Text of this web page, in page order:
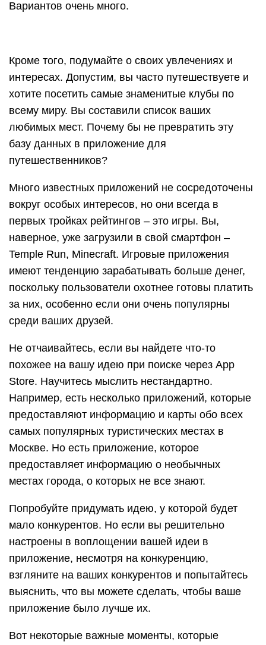
Вариантов очень много.
Кроме того, подумайте о своих увлечениях и
интересах. Допустим, вы часто путешествуете и
хотите посетить самые знаменитые клубы по
всему миру. Вы составили список ваших
любимых мест. Почему бы не превратить эту
базу данных в приложение для
путешественников?
Много известных приложений не сосредоточены
вокруг особых интересов, но они всегда в
первых тройках рейтингов – это игры. Вы,
наверное, уже загрузили в свой смартфон –
Temple Run, Minecraft. Игровые приложения
имеют тенденцию зарабатывать больше денег,
поскольку пользователи охотнее готовы платить
за них, особенно если они очень популярны
среди ваших друзей.
Не отчаивайтесь, если вы найдете что-то
похожее на вашу идею при поиске через App
Store. Научитесь мыслить нестандартно.
Например, есть несколько приложений, которые
предоставляют информацию и карты обо всех
самых популярных туристических местах в
Москве. Но есть приложение, которое
предоставляет информацию о необычных
местах города, о которых не все знают.
Попробуйте придумать идею, у которой будет
мало конкурентов. Но если вы решительно
настроены в воплощении вашей идеи в
приложение, несмотря на конкуренцию,
взгляните на ваших конкурентов и попытайтесь
выяснить, что вы можете сделать, чтобы ваше
приложение было лучше их.
Вот некоторые важные моменты, которые